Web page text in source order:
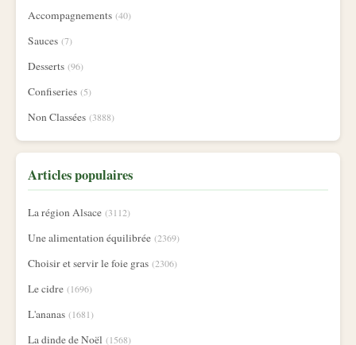
Accompagnements (40)
Sauces (7)
Desserts (96)
Confiseries (5)
Non Classées (3888)
Articles populaires
La région Alsace (3112)
Une alimentation équilibrée (2369)
Choisir et servir le foie gras (2306)
Le cidre (1696)
L'ananas (1681)
La dinde de Noël (1568)